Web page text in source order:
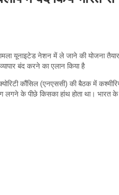
यूनाइटेड नेशन में ले जाने की योजना
बंद करने का एलान किया है
कौंसिल (एनएससी) की बैठक में
लगने के पीछे किसका हांथ होता था। भारत के